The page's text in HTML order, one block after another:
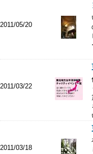
2011/05/20
2011/03/22
2011/03/18